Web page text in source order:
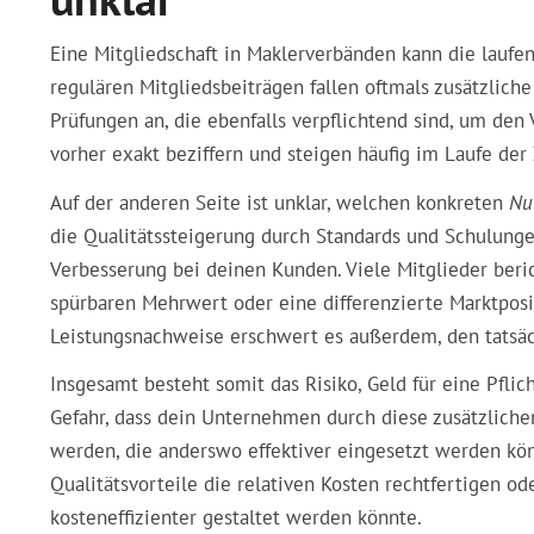
Eine Mitgliedschaft in Maklerverbänden kann die
regulären Mitgliedsbeiträgen fallen oftmals
Prüfungen an, die ebenfalls verpflichtend sind, um den
vorher exakt beziffern und steigen häufig im Laufe
Auf der anderen Seite ist unklar, welchen konkreten
die Qualitätssteigerung durch Standards und
Verbesserung bei deinen Kunden. Viele Mitglieder
spürbaren Mehrwert oder eine differenzierte
Leistungsnachweise erschwert es außerdem, den
Insgesamt besteht somit das Risiko, Geld für eine
Gefahr, dass dein Unternehmen durch diese
werden, die anderswo effektiver eingesetzt werden
Qualitätsvorteile die relativen Kosten rechtfertigen
kosteneffizienter gestaltet werden könnte.